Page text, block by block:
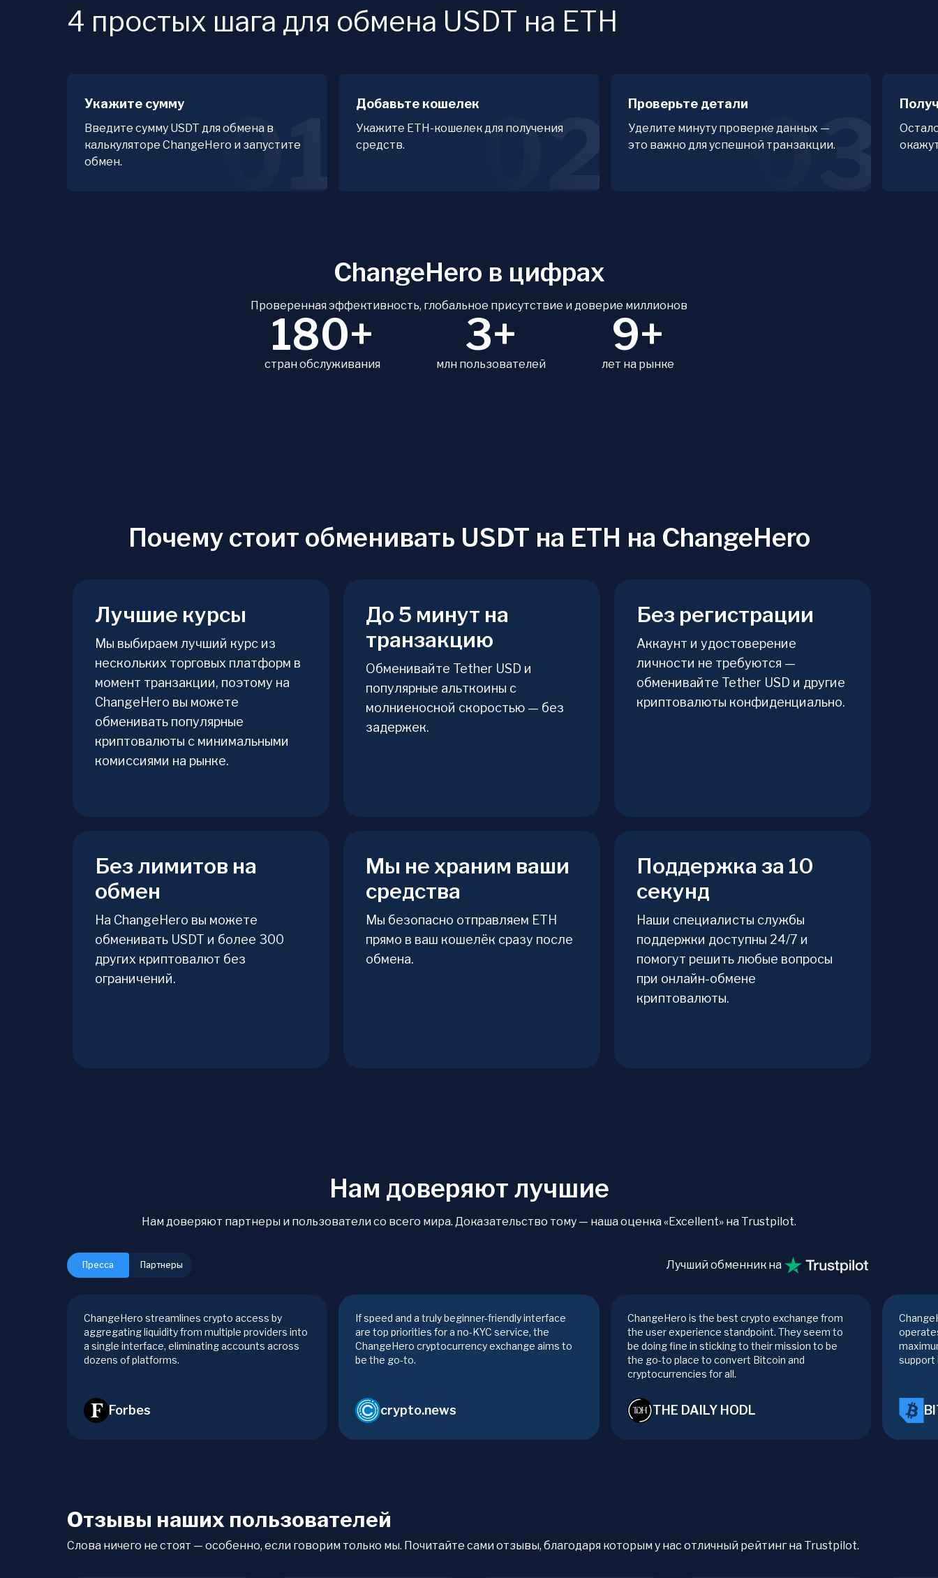
4 простых шага для обмена USDT на ETH
Укажите сумму
Введите сумму USDT для обмена в
калькуляторе ChangeHero и запустите
обмен.
01 Добавьте кошелек
Укажите ETH-кошелек для получения
средств.
02 Проверьте детали
Уделите минуту проверке данных —
это важно для успешной транзакции.
03
ChangeHero в цифрах
Проверенная эффективность, глобальное присутствие и доверие миллионов
180+
стран обслуживания
3+
млн пользователей
9+
лет на рынке
Почему стоит обменивать USDT на ETH на ChangeHero
Лучшие курсы
Мы выбираем лучший курс из
нескольких торговых платформ в
момент транзакции, поэтому на
ChangeHero вы можете
обменивать популярные
криптовалюты с минимальными
комиссиями на рынке.
До 5 минут на
транзакцию
Обменивайте Tether USD и
популярные альткоины с
молниеносной скоростью — без
задержек.
Без регистрации
Аккаунт и удостоверение
личности не требуются —
обменивайте Tether USD и другие
криптовалюты конфиденциально.
Без лимитов на
обмен
На ChangeHero вы можете
обменивать USDT и более 300
других криптовалют без
ограничений.
Мы не храним ваши
средства
Мы безопасно отправляем ETH
прямо в ваш кошелёк сразу после
обмена.
Поддержка за 10
секунд
Наши специалисты службы
поддержки доступны 24/7 и
помогут решить любые вопросы
при онлайн-обмене
криптовалюты.
Нам доверяют лучшие
Нам доверяют партнеры и пользователи со всего мира. Доказательство тому — наша оценка «Excellent» на Trustpilot.
Пресса Партнеры Лучший обменник на
ChangeHero streamlines crypto access by
aggregating liquidity from multiple providers into
a single interface, eliminating accounts across
dozens of platforms.
Forbes
If speed and a truly beginner-friendly interface
are top priorities for a no-KYC service, the
ChangeHero cryptocurrency exchange aims to
be the go-to.
crypto.news
ChangeHero is the best crypto exchange from
the user experience standpoint. They seem to
be doing fine in sticking to their mission to be
the go-to place to convert Bitcoin and
cryptocurrencies for all.
THE DAILY HODL
support
Отзывы наших пользователей
Слова ничего не стоят — особенно, если говорим только мы. Почитайте сами отзывы, благодаря которым у нас отличный рейтинг на Trustpilot.